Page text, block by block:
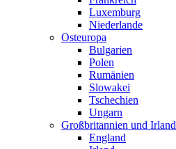
Luxemburg
Niederlande
Osteuropa
Bulgarien
Polen
Rumänien
Slowakei
Tschechien
Ungarn
Großbritannien und Irland
England